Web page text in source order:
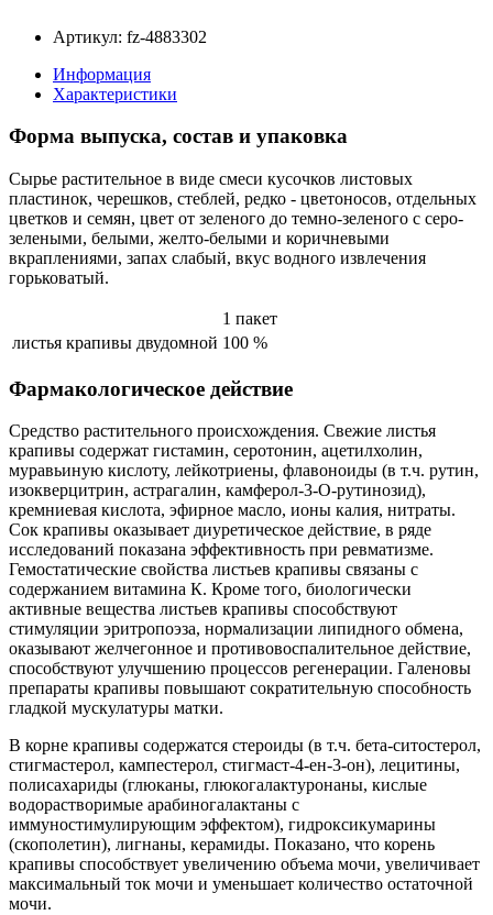
Артикул: fz-4883302
Информация
Характеристики
Форма выпуска, состав и упаковка
Сырье растительное в виде смеси кусочков листовых
пластинок, черешков, стеблей, редко - цветоносов, отдельных
цветков и семян, цвет от зеленого до темно-зеленого с серо-
зелеными, белыми, желто-белыми и коричневыми
вкраплениями, запах слабый, вкус водного извлечения
горьковатый.
1 пакет
листья крапивы двудомной 100 %
Фармакологическое действие
Средство растительного происхождения. Свежие листья
крапивы содержат гистамин, серотонин, ацетилхолин,
муравьиную кислоту, лейкотриены, флавоноиды (в т.ч. рутин,
изокверцитрин, астрагалин, камферол-3-О-рутинозид),
кремниевая кислота, эфирное масло, ионы калия, нитраты.
Сок крапивы оказывает диуретическое действие, в ряде
исследований показана эффективность при ревматизме.
Гемостатические свойства листьев крапивы связаны с
содержанием витамина К. Кроме того, биологически
активные вещества листьев крапивы способствуют
стимуляции эритропоэза, нормализации липидного обмена,
оказывают желчегонное и противовоспалительное действие,
способствуют улучшению процессов регенерации. Галеновы
препараты крапивы повышают сократительную способность
гладкой мускулатуры матки.
В корне крапивы содержатся стероиды (в т.ч. бета-ситостерол,
стигмастерол, кампестерол, стигмаст-4-ен-3-он), лецитины,
полисахариды (глюканы, глюкогалактуронаны, кислые
водорастворимые арабиногалактаны с
иммуностимулирующим эффектом), гидроксикумарины
(скополетин), лигнаны, керамиды. Показано, что корень
крапивы способствует увеличению объема мочи, увеличивает
максимальный ток мочи и уменьшает количество остаточной
мочи.